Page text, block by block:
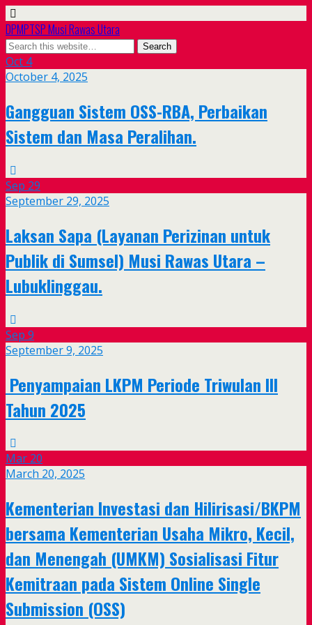
DPMPTSP Musi Rawas Utara
Oct 4
October 4, 2025
Gangguan Sistem OSS-RBA, Perbaikan
Sistem dan Masa Peralihan.
Sep 29
September 29, 2025
Laksan Sapa (Layanan Perizinan untuk
Publik di Sumsel) Musi Rawas Utara –
Lubuklinggau.
Sep 9
September 9, 2025
Penyampaian LKPM Periode Triwulan III
Tahun 2025
Mar 20
March 20, 2025
Kementerian Investasi dan Hilirisasi/BKPM
bersama Kementerian Usaha Mikro, Kecil,
dan Menengah (UMKM) Sosialisasi Fitur
Kemitraan pada Sistem Online Single
Submission (OSS)